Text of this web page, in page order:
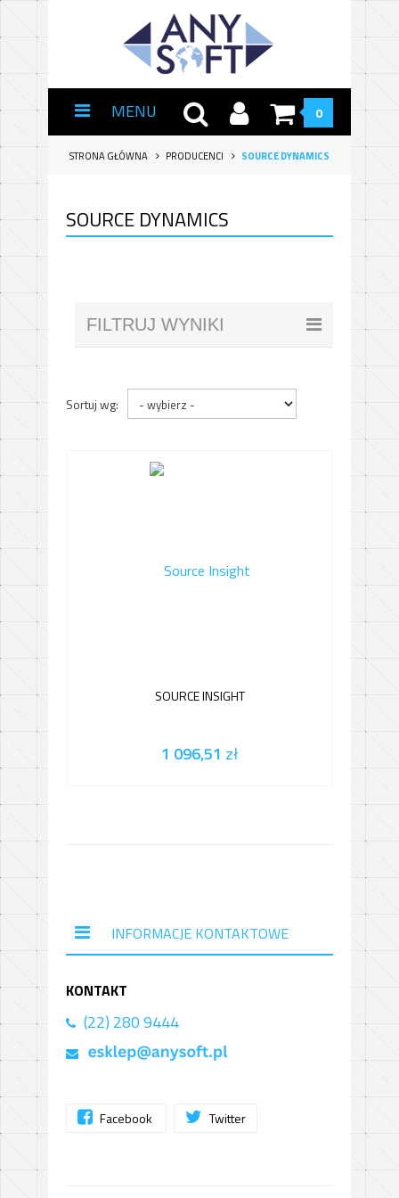
MENU 0
STRONA GŁÓWNA PRODUCENCI SOURCE DYNAMICS
SOURCE DYNAMICS
FILTRUJ WYNIKI
Sortuj wg:
SOURCE INSIGHT
1 096,51 zł
INFORMACJE KONTAKTOWE
KONTAKT
(22) 280 9444
Facebook Twitter